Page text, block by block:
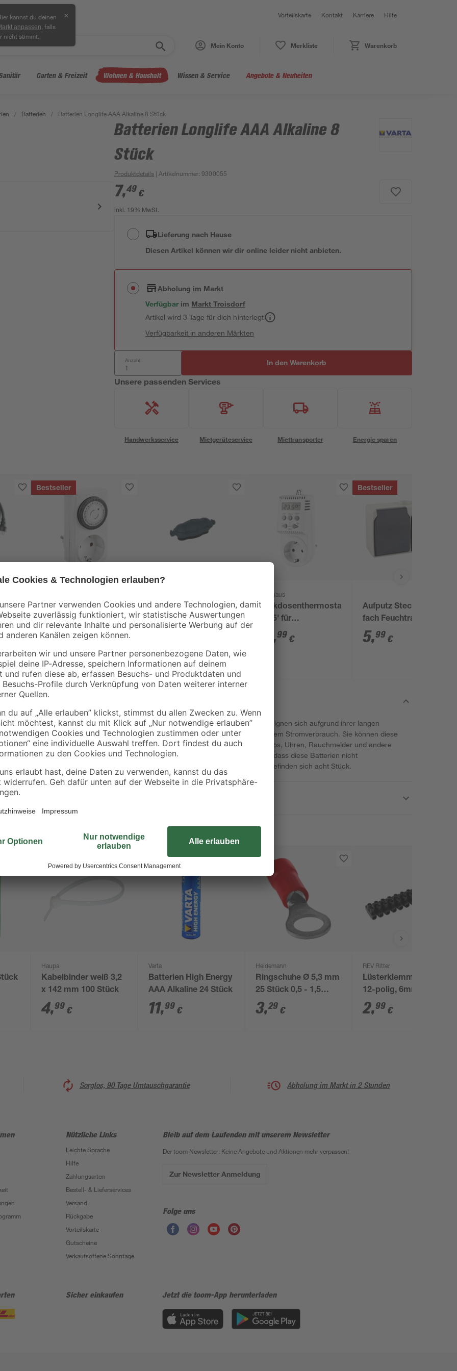
kannst du deinen
anpassen , falls
nicht stimmt.
✕ Vorteilskarte Kontakt Karriere Hilfe
Mein Konto Merkliste Warenkorb
Garten & Freizeit Wohnen & Haushalt Wissen & Service Angebote & Neuheiten
/ Batterien / Batterien Longlife AAA Alkaline 8 Stück
Batterien Longlife AAA Alkaline 8
Stück
Produktdetails | Artikelnummer:9300055
7,49 €
inkl. 19% MwSt.
Lieferung nach Hause
Diesen Artikel können wir dir online leider nicht anbieten.
Abholung im Markt
Verfügbar im MarktTroisdorf
Artikel wird 3 Tage für dich hinterlegt
Verfügbarkeit in anderen Märkten
Anzahl: In den Warenkorb
Unsere passenden Services
Handwerksservice Mietgeräteservice Miettransporter Energie sparen
Bestseller
Tageszeitschaltuhr
mechanisch weiß
2,49€
Sicherheitsbox
Könighaus
Steckdosenthermostat
'TS05' für
Infrarotheizungen
,99 €
Bestseller
Aufputz Steckdose 2-
fach Feuchtraum IP44
5,99 €
Die Batterien "Longlife AAA Alkaline" von Varta eignen sich aufgrund ihrer langen
Haltbarkeit ideal für Standardgeräte mit konstantem Stromverbrauch. Sie können diese
Batterie daher für bspw. Fernbedienungen, Radios, Uhren, Rauchmelder und andere
Standardgeräte verwenden. Beachten Sie bitte, dass diese Batterien nicht
wiederaufladbar sind. In der Folienverpackung befinden sich acht Stück.
Haupa
Kabelbinder weiß 3,2
x 142 mm 100 Stück
4,99 €
Varta
Batterien High Energy
AAA Alkaline 24 Stück
11,99 €
Heidemann
Ringschuhe Ø 5,3 mm
25 Stück 0,5 - 1,5
mm²
3,29 €
REV Ritter
Lüsterklemmen 2 x
12-polig, 6mm²
2,99 €
Sorglos, 90 Tage Umtauschgarantie Abholung im Markt in 2 Stunden
Nützliche Links
Leichte Sprache
Hilfe
Zahlungsarten
Bestell- & Lieferservices
Versand
Rückgabe
Vorteilskarte
Gutscheine
Verkaufsoffene Sonntage
Bleib auf dem Laufenden mit unserem Newsletter
Der toom Newsletter: Keine Angebote und Aktionen mehr verpassen!
Zur Newsletter Anmeldung
Folge uns
Sicher einkaufen Jetzt die toom-App herunterladen